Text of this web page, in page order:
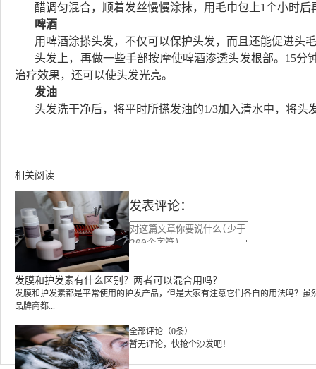
醋调匀混合，顺着发丝慢慢涂抹，用毛巾包上1个小时
啤酒
用啤酒涂搽头发，不仅可以保护头发，而且还能促进头
头发上，再做一些手部按摩使啤酒渗透头发根部。15
治疗效果，还可以使头发光亮。
发油
头发洗干净后，将平时所搽发油的1/3加入清水中，将
相关阅读
发膜和护发素有什么区别？两者可以混合用吗？
发膜和护发素都是平常使用的护发产品，但是大家有注意它们各自的用法吗
品牌商都...
发表评论：
全部评论（0条）
暂无评论，快抢个沙发吧！